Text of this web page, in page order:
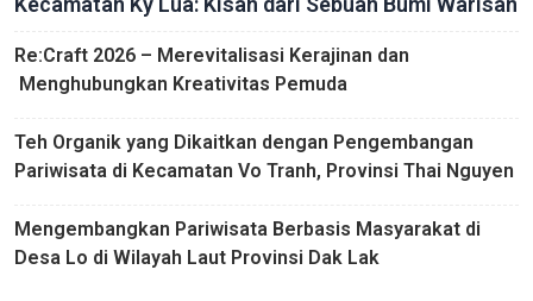
Re:Craft 2026 – Merevitalisasi Kerajinan dan
Menghubungkan Kreativitas Pemuda
Teh Organik yang Dikaitkan dengan Pengembangan
Pariwisata di Kecamatan Vo Tranh, Provinsi Thai Nguyen
Mengembangkan Pariwisata Berbasis Masyarakat di
Desa Lo di Wilayah Laut Provinsi Dak Lak